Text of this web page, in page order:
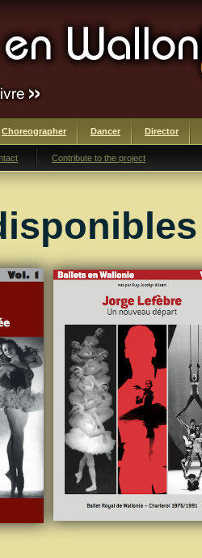
Choreographer Dancer Director
Contribute to the project